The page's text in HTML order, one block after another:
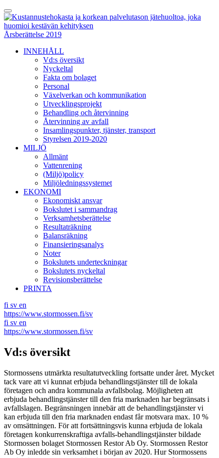
Skip
to
content
Toggle
Menu
Årsberättelse 2019
INNEHÅLL
Vd:s översikt
Nyckeltal
Fakta om bolaget
Personal
Växelverkan och kommunikation
Utvecklingsprojekt
Behandling och återvinning
Återvinning av avfall
Insamlingspunkter, tjänster, transport
Styrelsen 2019-2020
MILJÖ
Allmänt
Vattenrening
(Miljö)policy
Miljöledningssystemet
EKONOMI
Ekonomiskt ansvar
Bokslutet i sammandrag
Verksamhetsberättelse
Resultaträkning
Balansräkning
Finansieringsanalys
Noter
Bokslutets underteckningar
Bokslutets nyckeltal
Revisionsberättelse
PRINTA
fi sv en
https://www.stormossen.fi/sv
fi sv en
https://www.stormossen.fi/sv
Vd:s översikt
Stormossens utmärkta resultatutveckling fortsatte under året. Mycket
tack vare att vi kunnat erbjuda behandlingstjänster till de lokala
företagen och andra kommunala avfallsbolag. Möjligheten att
erbjuda behandlingstjänster till den fria marknaden har begränsats i
avfallslagen. Begränsningen innebär att de behandlingstjänster vi
kan erbjuda till den fria marknaden endast får motsvara max. 10 %
av omsättningen. För att fortsättningsvis kunna erbjuda de lokala
företagen konkurrenskraftiga avfalls-behandlingstjänster bildade
Stormossen bolaget Stormossen Restor Ab Oy. Stormossen Restor
Ab Oy inledde sin verksamhet i början av 2020. Hur Stormossens